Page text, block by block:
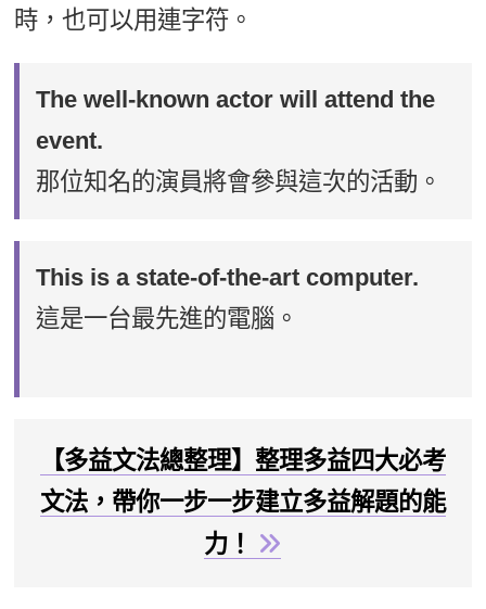
時，也可以用連字符。
The well-known actor will attend the
event.
那位知名的演員將會參與這次的活動。
This is a state-of-the-art computer.
這是一台最先進的電腦。
【多益文法總整理】整理多益四大必考
文法，帶你一步一步建立多益解題的能
力！